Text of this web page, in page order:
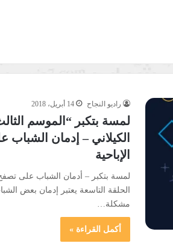
راديو النجاح 14 أبريل، 2018
لمسة بتكبر “الموسم
الكيلاني – إدمان الشباب
الإباحية
لمسة بتكبر – أدمان الشباب على تصفح
الحلقة التاسعة يعتبر إدمان بعض
مشكلة…
أكمل القراءة »